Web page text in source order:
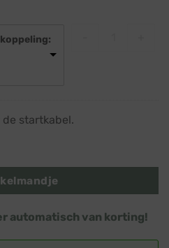
startkabel.
automatisch van korting!